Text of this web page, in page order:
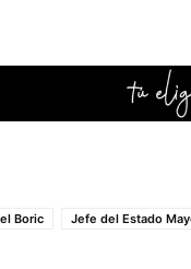
Boric
Jefe del Estado